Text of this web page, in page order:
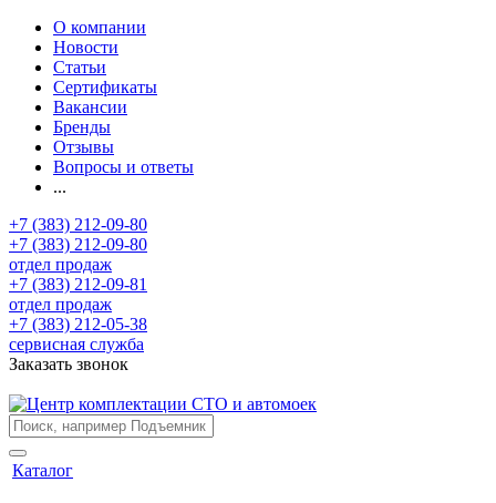
О компании
Новости
Статьи
Сертификаты
Вакансии
Бренды
Отзывы
Вопросы и ответы
...
+7 (383) 212-09-80
+7 (383) 212-09-80
отдел продаж
+7 (383) 212-09-81
отдел продаж
+7 (383) 212-05-38
сервисная служба
Заказать звонок
Каталог